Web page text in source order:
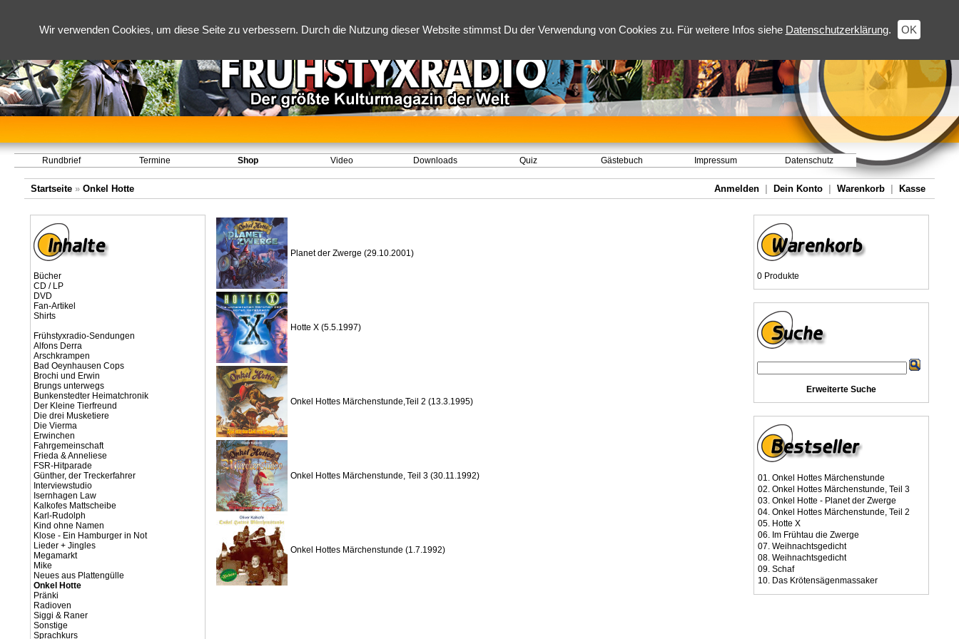
Wir verwenden Cookies, um diese Seite zu verbessern. Durch die Nutzung dieser Website stimmst Du der Verwendung von Cookies zu. Für weitere Infos siehe Datenschutzerklärung. OK
Rundbrief Termine Shop Video Downloads Quiz Gästebuch Impressum Datenschutz
Startseite » Onkel Hotte Anmelden Dein Konto Warenkorb Kasse
Bücher
CD / LP
DVD
Fan-Artikel
Shirts
Frühstyxradio-Sendungen
Alfons Derra
Arschkrampen
Bad Oeynhausen Cops
Brochi und Erwin
Brungs unterwegs
Bunkenstedter Heimatchronik
Der Kleine Tierfreund
Die drei Musketiere
Die Vierma
Erwinchen
Fahrgemeinschaft
Frieda & Anneliese
FSR-Hitparade
Günther, der Treckerfahrer
Interviewstudio
Isernhagen Law
Kalkofes Mattscheibe
Karl-Rudolph
Kind ohne Namen
Klose - Ein Hamburger in Not
Lieder + Jingles
Megamarkt
Mike
Neues aus Plattengülle
Onkel Hotte
Pränki
Radioven
Siggi & Raner
Sonstige
Sprachkurs
Planet der Zwerge (29.10.2001)
Hotte X (5.5.1997)
Onkel Hottes Märchenstunde,Teil 2 (13.3.1995)
Onkel Hottes Märchenstunde, Teil 3 (30.11.1992)
Onkel Hottes Märchenstunde (1.7.1992)
0 Produkte
Erweiterte Suche
01. Onkel Hottes Märchenstunde
02. Onkel Hottes Märchenstunde, Teil 3
03. Onkel Hotte - Planet der Zwerge
04. Onkel Hottes Märchenstunde, Teil 2
05. Hotte X
06. Im Frühtau die Zwerge
07. Weihnachtsgedicht
08. Weihnachtsgedicht
09. Schaf
10. Das Krötensägenmassaker